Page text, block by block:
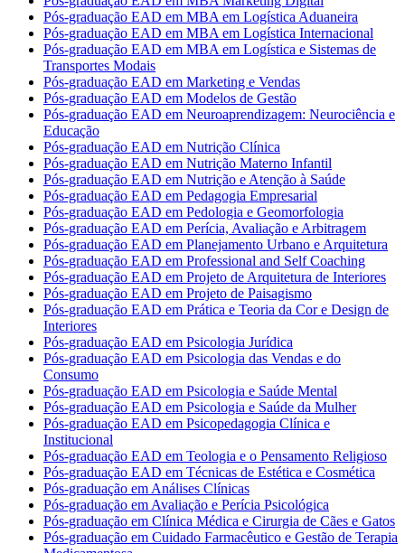
Pós-graduação EAD em MBA em Logística Aduaneira
Pós-graduação EAD em MBA em Logística Internacional
Pós-graduação EAD em MBA em Logística e Sistemas de
Transportes Modais
Pós-graduação EAD em Marketing e Vendas
Pós-graduação EAD em Modelos de Gestão
Pós-graduação EAD em Neuroaprendizagem: Neurociência e
Educação
Pós-graduação EAD em Nutrição Clínica
Pós-graduação EAD em Nutrição Materno Infantil
Pós-graduação EAD em Nutrição e Atenção à Saúde
Pós-graduação EAD em Pedagogia Empresarial
Pós-graduação EAD em Pedologia e Geomorfologia
Pós-graduação EAD em Perícia, Avaliação e Arbitragem
Pós-graduação EAD em Planejamento Urbano e Arquitetura
Pós-graduação EAD em Professional and Self Coaching
Pós-graduação EAD em Projeto de Arquitetura de Interiores
Pós-graduação EAD em Projeto de Paisagismo
Pós-graduação EAD em Prática e Teoria da Cor e Design de
Interiores
Pós-graduação EAD em Psicologia Jurídica
Pós-graduação EAD em Psicologia das Vendas e do
Consumo
Pós-graduação EAD em Psicologia e Saúde Mental
Pós-graduação EAD em Psicologia e Saúde da Mulher
Pós-graduação EAD em Psicopedagogia Clínica e
Institucional
Pós-graduação EAD em Teologia e o Pensamento Religioso
Pós-graduação EAD em Técnicas de Estética e Cosmética
Pós-graduação em Análises Clínicas
Pós-graduação em Avaliação e Perícia Psicológica
Pós-graduação em Clínica Médica e Cirurgia de Cães e Gatos
Pós-graduação em Cuidado Farmacêutico e Gestão de Terapia